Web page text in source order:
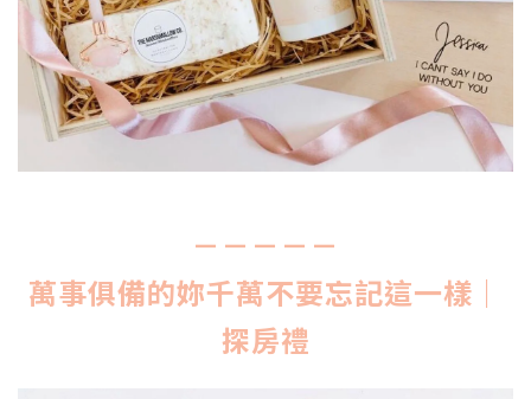
－－－－－
萬事俱備的妳千萬不要忘記這一樣｜
探房禮